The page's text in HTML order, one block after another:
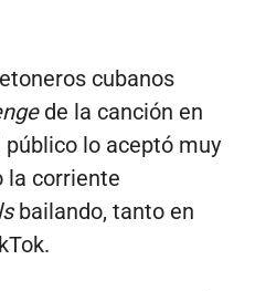
cubanos
de la canción en
lo aceptó muy
la corriente
bailando, tanto en